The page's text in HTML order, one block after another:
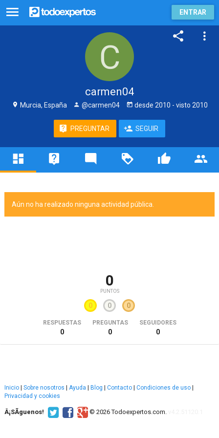
ENTRAR
carmen04
Murcia, España @carmen04 desde 2010 - visto 2010
PREGUNTAR SEGUIR
Aún no ha realizado ninguna actividad pública.
0
PUNTOS
0 0 0
RESPUESTAS
0
PREGUNTAS
0
SEGUIDORES
0
Inicio Sobre nosotros Ayuda Blog Contacto Condiciones de uso
Privacidad y cookies
Â¡SÃ­guenos! © 2026 Todoexpertos.com.